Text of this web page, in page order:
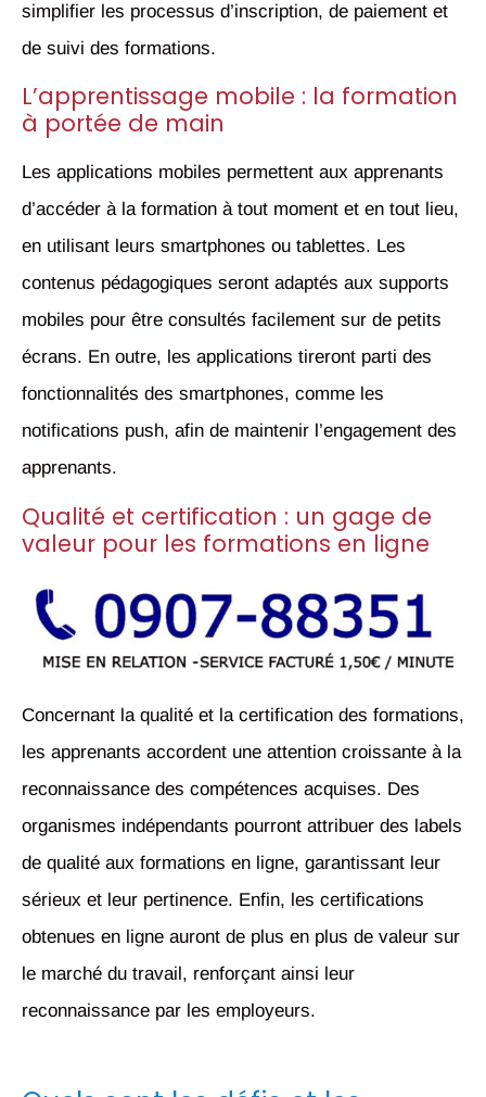
simplifier les processus d’inscription, de paiement et
de suivi des formations.
L’apprentissage mobile : la formation
à portée de main
Les applications mobiles permettent aux apprenants
d’accéder à la formation à tout moment et en tout lieu,
en utilisant leurs smartphones ou tablettes. Les
contenus pédagogiques seront adaptés aux supports
mobiles pour être consultés facilement sur de petits
écrans. En outre, les applications tireront parti des
fonctionnalités des smartphones, comme les
notifications push, afin de maintenir l’engagement des
apprenants.
Qualité et certification : un gage de
valeur pour les formations en ligne
Concernant la qualité et la certification des formations,
les apprenants accordent une attention croissante à la
reconnaissance des compétences acquises. Des
organismes indépendants pourront attribuer des labels
de qualité aux formations en ligne, garantissant leur
sérieux et leur pertinence. Enfin, les certifications
obtenues en ligne auront de plus en plus de valeur sur
le marché du travail, renforçant ainsi leur
reconnaissance par les employeurs.